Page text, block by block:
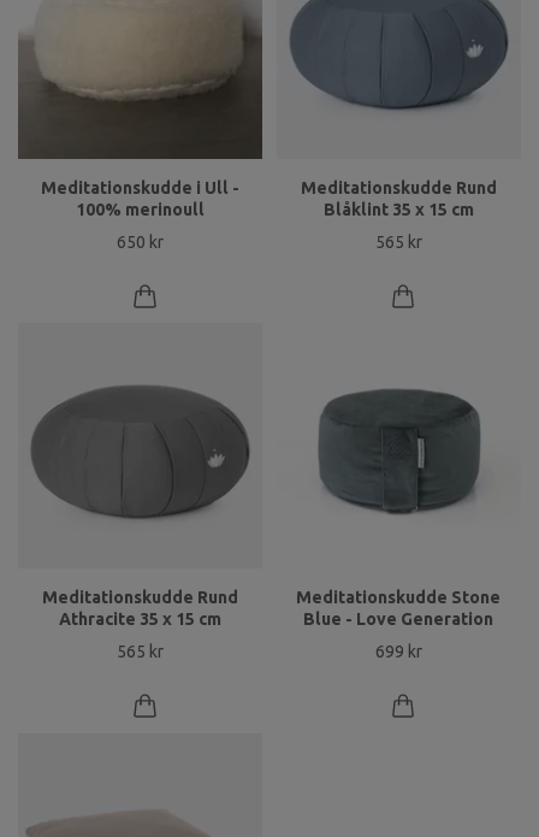
Meditationskudde i Ull -
100% merinoull
650 kr
Meditationskudde Rund
Blåklint 35 x 15 cm
565 kr
Meditationskudde Rund
Athracite 35 x 15 cm
565 kr
Meditationskudde Stone
Blue - Love Generation
699 kr